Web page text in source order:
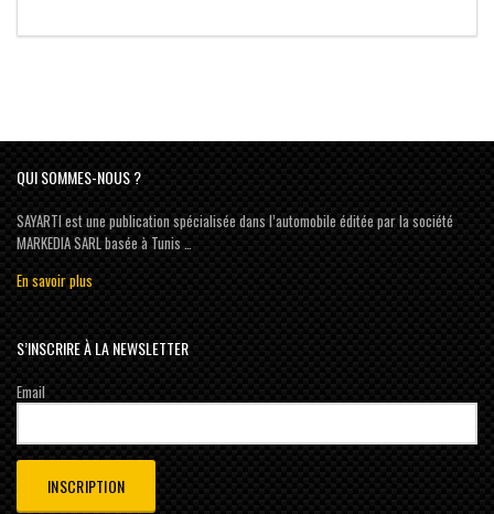
QUI SOMMES-NOUS ?
SAYARTI est une publication spécialisée dans l’automobile éditée par la société
MARKEDIA SARL basée à Tunis …
En savoir plus
S’INSCRIRE À LA NEWSLETTER
Email